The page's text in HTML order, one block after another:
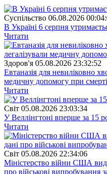
Суспiльство 06.08.2026
В Україні 6 серпня
Читати
Здоров'я 05.08.2026 23:32:52
Евтаназія для невиліковно
медичну допомогу при смерті
Читати
Свiт 05.08.2026 23:03:34
У Веллінгтоні вперше за 15
Читати
Свiт 05.08.2026 22:34:06
Міністерство війни США
про військові випробування